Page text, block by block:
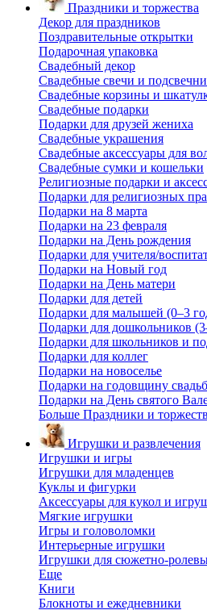
Праздники и торжества
Декор для праздников
Поздравительные открытки
Подарочная упаковка
Свадебный декор
Свадебные свечи и
Свадебные корзины и
Свадебные подарки
Подарки для друзей жениха
Свадебные украшения
Свадебные аксессуары для
Свадебные сумки и кошельки
Религиозные подарки и
Подарки для религиозных
Подарки на 8 марта
Подарки на 23 февраля
Подарки на День рождения
Подарки для учителя/
Подарки на Новый год
Подарки на День матери
Подарки для детей
Подарки для малышей (0–3
Подарки для дошкольников
Подарки для школьников и
Подарки для коллег
Подарки на новоселье
Подарки на годовщину
Подарки на День святого
Больше Праздники и
Игрушки и развлечения
Игрушки и игры
Игрушки для младенцев
Куклы и фигурки
Аксессуары для кукол и
Мягкие игрушки
Игры и головоломки
Интерьерные игрушки
Игрушки для сюжетно-
Еще
Книги
Блокноты и ежедневники